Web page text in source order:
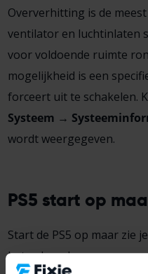
Oververhitting is de
ventilator en luchtinlaten
voor voldoende ruimte
mogelijkheid is een
forceert uit te schakelen.
Systeem →
wordt weergegeven.
PS5 start op
Start de PS5 op maar zie
het volgende: